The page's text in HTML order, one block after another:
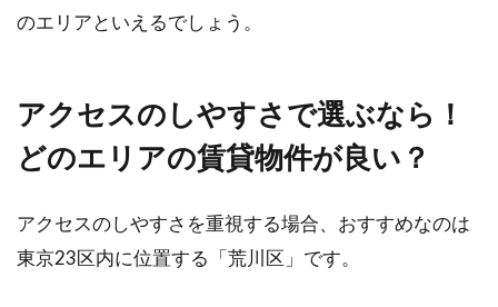
のエリアといえるでしょう。
アクセスのしやすさで選ぶなら！
どのエリアの賃貸物件が良い？
アクセスのしやすさを重視する場合、おすすめなのは
東京23区内に位置する「荒川区」です。